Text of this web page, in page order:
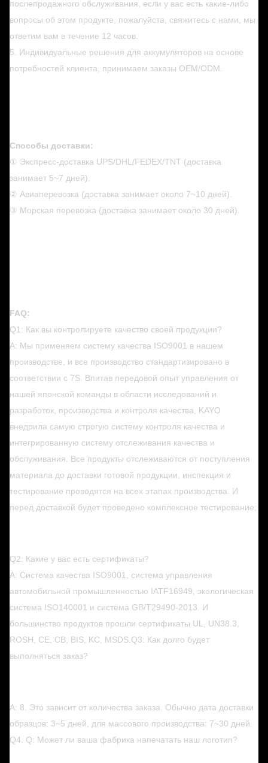
послепродажного обслуживания, если у вас есть какие-либо
вопросы об этом продукте, пожалуйста, свяжитесь с нами, мы
ответим вам в течение 12 часов.
5. Индивидуальные решения для аккумуляторов на основе
потребностей клиента, принимаем заказы OEM/ODM.
Способы доставки:
① Экспресс-доставка UPS/DHL/FEDEX/TNT (доставка
занимает 5~7 дней).
② Авиаперевозка (доставка занимает около 7~10 дней).
③ Морская перевозка (доставка занимает около 30 дней).
FAQ:
Q1: Как вы контролируете качество своей продукции?
A: Мы применяем систему качества ISO9001 в нашем
производстве, и все производство стандартизировано в
соответствии с 7S. Впитав передовой опыт управления от
нашей японской команды в области исследований и
разработок, производства и контроля качества, KAYO
внедрила самую строгую систему контроля качества и
интегрированную систему отслеживания качества и
обслуживания. Все продукты отслеживаются от поступления
материала до доставки готовой продукции, инспекция и
тестирование проводятся на всех этапах производства. И
перед доставкой будет проведено комплексное тестирование;
Q2: Какие у вас есть сертификаты?
A: Система качества ISO9001, система управления
автомобильной промышленностью IATF16949, экологическая
система ISO140001 и система GB/T29490-2013. И
большинство продуктов прошли сертификаты UL, UN38.3,
ROSH, CE, CB, BIS, KC, MSDS.Q3: Как долго будет
выполняться заказ?
A: 8. Это зависит от количества заказа. Обычно дата доставки
образцов: 3~5 дней, для массового производства: 7~30 дней.
Q4. Q: Может ли ваша фабрика напечатать наш логотип?